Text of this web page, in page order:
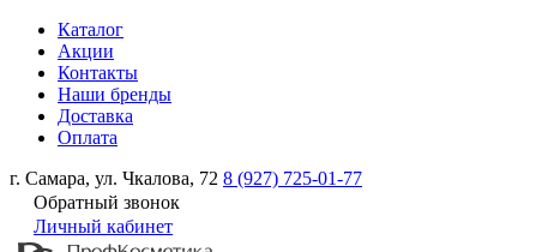
Каталог
Акции
Контакты
Наши бренды
Доставка
Оплата
г. Самара, ул. Чкалова, 72 8 (927) 725-01-77
Обратный звонок
Личный кабинет